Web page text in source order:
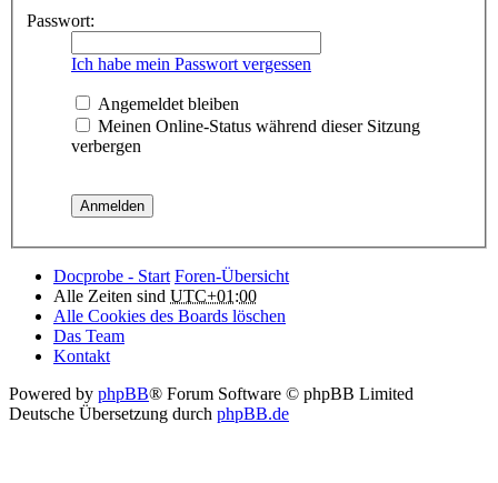
Passwort:
Ich habe mein Passwort vergessen
Angemeldet bleiben
Meinen Online-Status während dieser Sitzung
verbergen
Docprobe - Start Foren-Übersicht
Alle Zeiten sind UTC+01:00
Alle Cookies des Boards löschen
Das Team
Kontakt
Powered by phpBB® Forum Software © phpBB Limited
Deutsche Übersetzung durch phpBB.de